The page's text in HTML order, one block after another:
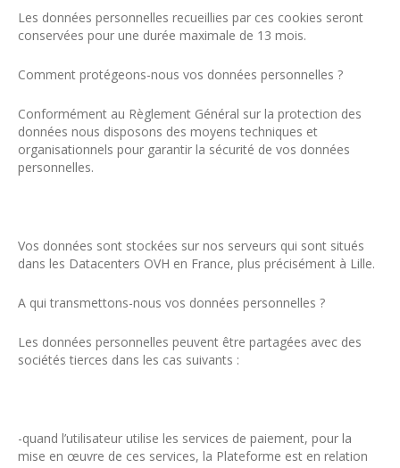
Les données personnelles recueillies par ces cookies seront
conservées pour une durée maximale de 13 mois.
Comment protégeons-nous vos données personnelles ?
Conformément au Règlement Général sur la protection des
données nous disposons des moyens techniques et
organisationnels pour garantir la sécurité de vos données
personnelles.
Vos données sont stockées sur nos serveurs qui sont situés
dans les Datacenters OVH en France, plus précisément à Lille.
A qui transmettons-nous vos données personnelles ?
Les données personnelles peuvent être partagées avec des
sociétés tierces dans les cas suivants :
-quand l’utilisateur utilise les services de paiement, pour la
mise en œuvre de ces services, la Plateforme est en relation